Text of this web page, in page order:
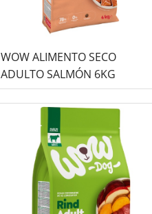
WOW ALIMENTO SECO
ADULTO SALMÓN 6KG